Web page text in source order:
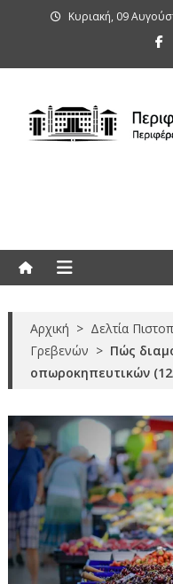
Κυριακή, 09
Αρχική > Δελτία
Γρεβενών > Πώς
οπωροκηπευτικών